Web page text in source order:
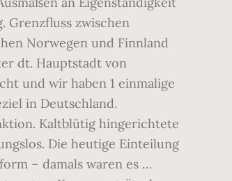
Grenzfluss zwischen
Norwegen und Finnland
dt. Hauptstadt von
und wir haben 1 einmalige
in Deutschland.
Kaltblütig hingerichtete
Die heutige Einteilung
– damals waren es …